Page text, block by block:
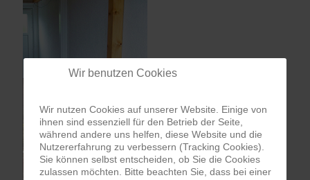
Wir benutzen Cookies
Wir nutzen Cookies auf unserer Website. Einige von
ihnen sind essenziell für den Betrieb der Seite,
während andere uns helfen, diese Website und die
Nutzererfahrung zu verbessern (Tracking Cookies).
Sie können selbst entscheiden, ob Sie die Cookies
zulassen möchten. Bitte beachten Sie, dass bei einer